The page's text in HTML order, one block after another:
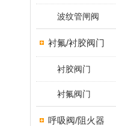
波纹管闸阀
衬氟/衬胶阀门
衬胶阀门
衬氟阀门
呼吸阀/阻火器